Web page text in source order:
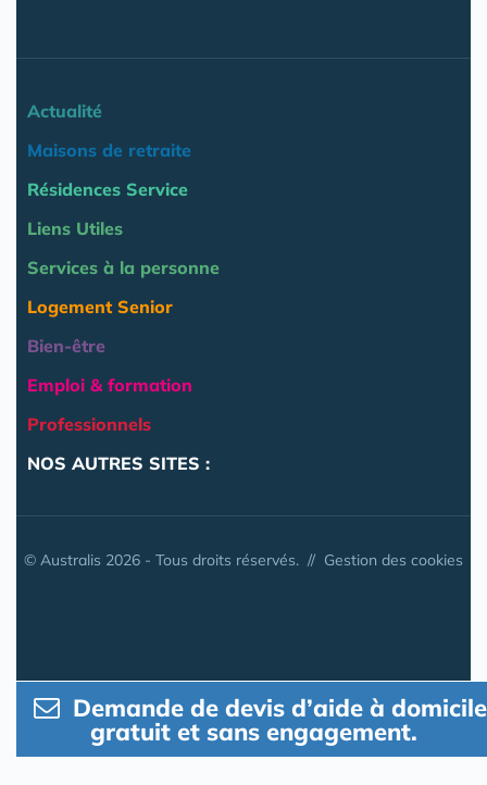
Actualité
Maisons de retraite
Résidences Service
Liens Utiles
Services à la personne
Logement Senior
Bien-être
Emploi & formation
Professionnels
NOS AUTRES SITES :
© Australis 2026 - Tous droits réservés. // Gestion des cookies
Demande de devis d’aide à domicile
gratuit et sans engagement.